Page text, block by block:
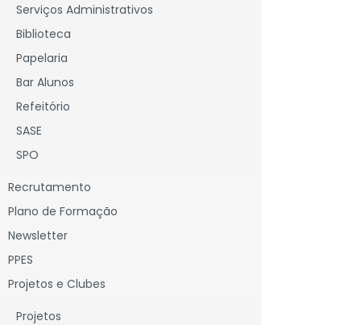
Serviços Administrativos
Biblioteca
Papelaria
Bar Alunos
Refeitório
SASE
SPO
Recrutamento
Plano de Formação
Newsletter
PPES
Projetos e Clubes
Projetos